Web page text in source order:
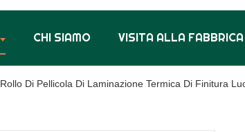
CHI SIAMO VISITA ALLA FABBRICA
Rollo Di Pellicola Di Laminazione Termica Di Finitura